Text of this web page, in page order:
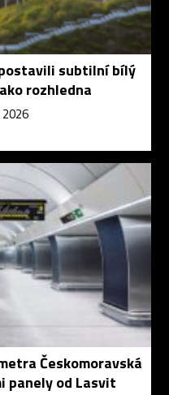
subtilní bílý
rozhledna
Českomoravská
panely od Lasvit